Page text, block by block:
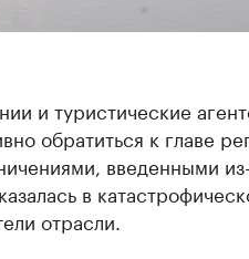
и туристические
обратиться к главе
введенными
в
отрасли.